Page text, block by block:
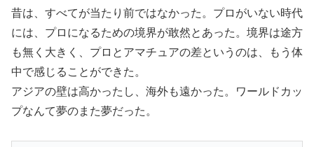
昔は、すべてが当たり前ではなかった。プロがいない時代
には、プロになるための境界が敢然とあった。境界は途方
も無く大きく、プロとアマチュアの差というのは、もう体
中で感じることができた。
アジアの壁は高かったし、海外も遠かった。ワールドカッ
プなんて夢のまた夢だった。